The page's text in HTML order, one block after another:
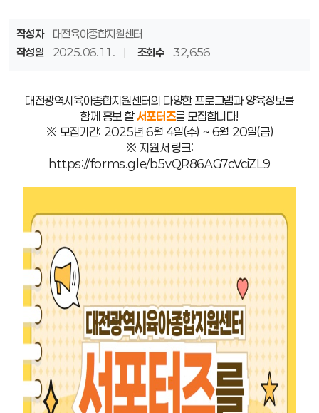
작성자
대전육아종합지원센터
작성일
2025.06.11. 조회수 32,656
대전광역시육아종합지원센터의 다양한 프로그램과 양육정보를
함께 홍보 할서포터즈를 모집합니다!
※ 모집기간: 2025년 6월 4일(수) ~ 6월 20일(금)
※ 지원서 링크:
https://forms.gle/b5vQR86AG7cVciZL9